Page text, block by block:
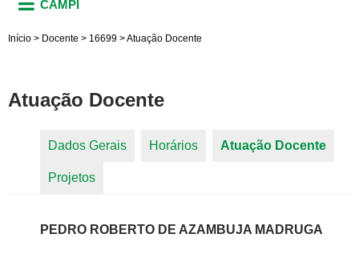
CAMPI
Início > Docente > 16699 >Atuação Docente
Atuação Docente
Dados Gerais Horários Atuação Docente
Projetos
PEDRO ROBERTO DE AZAMBUJA MADRUGA